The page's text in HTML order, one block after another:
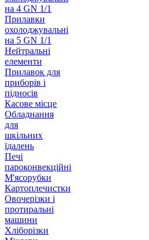
на 4 GN 1/1
Прилавки
охолоджувальні
на 5 GN 1/1
Нейтральні
елементи
Прилавок для
приборів і
підносів
Касове місце
Обладнання
для
шкільних
їдалень
Печі
пароконвекційні
М'ясорубки
Картоплечистки
Овочерізки і
протиральні
машини
Хліборізки